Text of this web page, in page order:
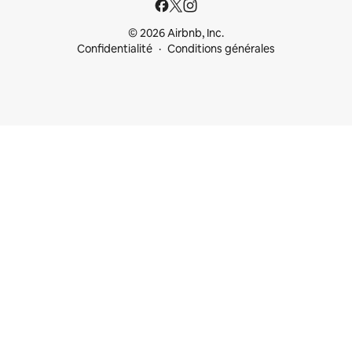
© 2026 Airbnb, Inc.
Confidentialité
Conditions générales